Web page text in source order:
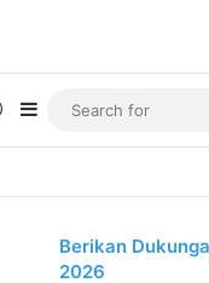
Log InSidebar
Berikan
2026